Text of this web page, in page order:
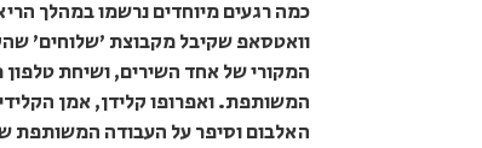
כמה רגעים מיוחדים נרשמו במהלך
וואטסאפ שקיבל מקבוצת 'שלוחים'
המקורי של אחד השירים, ושיחת
המשותפת. ואפרופו קלידן, אמן
האלבום וסיפר על העבודה המשותפת